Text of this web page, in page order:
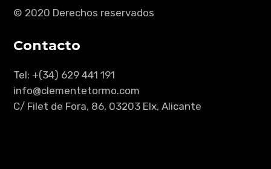
© 2020 Derechos reservados
Contacto
Tel: +(34) 629 441 191
info@clementetormo.com
C/ Filet de Fora, 86, 03203 Elx, Alicante